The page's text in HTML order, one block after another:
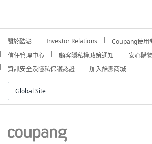
關於酷澎 Investor Relations Coupang使用
信任管理中心
顧客隱私權政策通知 安心購
資訊安全及隱私保護認證
加入酷澎商城
Global Site